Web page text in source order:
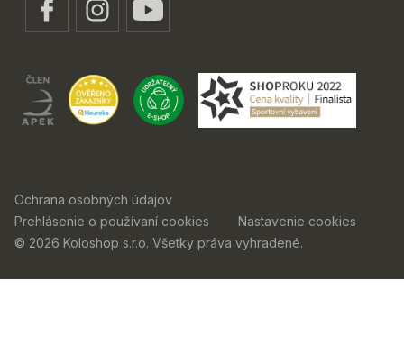
Ochrana osobných údajov
Prehlásenie o používaní cookies
Nastavenie cookies
© 2026 Koloshop s.r.o. Všetky práva vyhradené.